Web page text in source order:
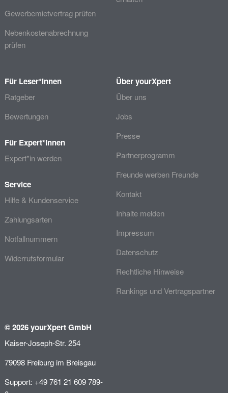
Gewerbemietvertrag prüfen
Nebenkostenabrechnung
prüfen
Für Leser*innen
Ratgeber
Bewertungen
Für Expert*innen
Expert*in werden
Service
Hilfe & Kundenservice
Zahlungsarten
Notfallnummern
Widerrufsformular
Über yourXpert
Über uns
Jobs
Presse
Partnerprogramm
Freunde werben Freunde
Kontakt
Inhalte melden
Impressum
Datenschutz
Rechtliche Hinweise
Rankings und Vertragspartner
© 2026 yourXpert GmbH
Kaiser-Joseph-Str. 254
79098 Freiburg im Breisgau
Support: +49 761 21 609 789-